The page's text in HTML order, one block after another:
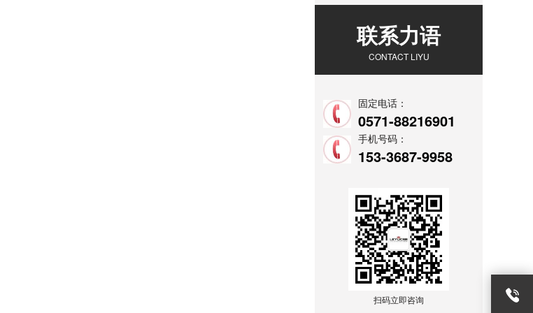
联系力语
CONTACT LIYU
固定电话：
0571-88216901
手机号码：
153-3687-9958
扫码立即咨询